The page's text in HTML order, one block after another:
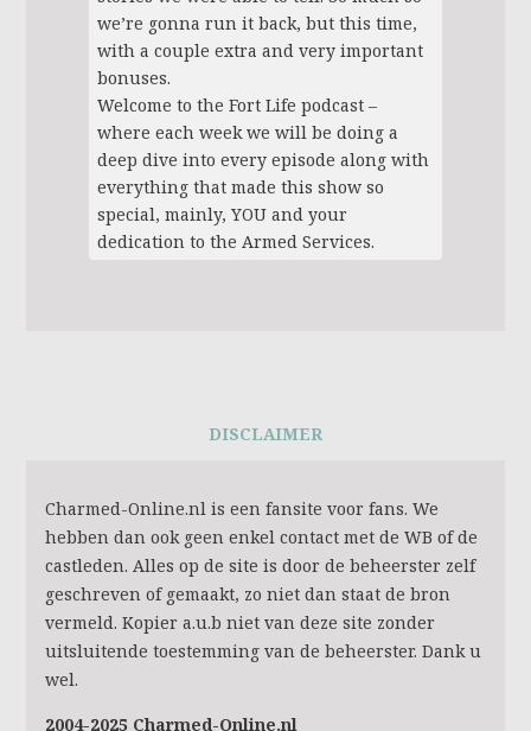
we’re gonna run it back, but this time,
with a couple extra and very important
bonuses.
Welcome to the Fort Life podcast –
where each week we will be doing a
deep dive into every episode along with
everything that made this show so
special, mainly, YOU and your
dedication to the Armed Services.
DISCLAIMER
Charmed-Online.nl is een fansite voor fans. We
hebben dan ook geen enkel contact met de WB of de
castleden. Alles op de site is door de beheerster zelf
geschreven of gemaakt, zo niet dan staat de bron
vermeld. Kopier a.u.b niet van deze site zonder
uitsluitende toestemming van de beheerster. Dank u
wel.
2004-2025 Charmed-Online.nl